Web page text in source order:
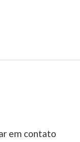
em contato